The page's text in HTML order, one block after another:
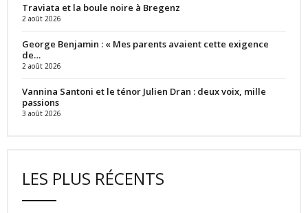
Traviata et la boule noire à Bregenz
2 août 2026
George Benjamin : « Mes parents avaient cette exigence
de…
2 août 2026
Vannina Santoni et le ténor Julien Dran : deux voix, mille
passions
3 août 2026
LES PLUS RÉCENTS